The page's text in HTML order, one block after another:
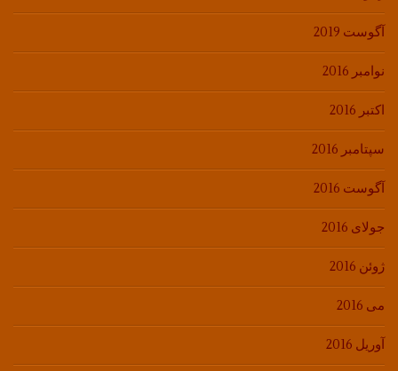
آگوست 2019
نوامبر 2016
اکتبر 2016
سپتامبر 2016
آگوست 2016
جولای 2016
ژوئن 2016
می 2016
آوریل 2016